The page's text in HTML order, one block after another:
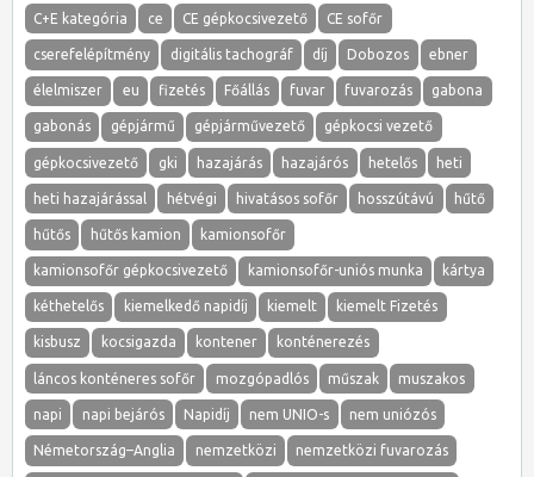
C+E kategória ce CE gépkocsivezető CE sofőr
cserefelépítmény digitális tachográf díj Dobozos ebner
élelmiszer eu fizetés Főállás fuvar fuvarozás gabona
gabonás gépjármű gépjárművezető gépkocsi vezető
gépkocsivezető gki hazajárás hazajárós hetelős heti
heti hazajárással hétvégi hivatásos sofőr hosszútávú hűtő
hűtős hűtős kamion kamionsofőr
kamionsofőr gépkocsivezető kamionsofőr-uniós munka kártya
kéthetelős kiemelkedő napidíj kiemelt kiemelt Fizetés
kisbusz kocsigazda kontener konténerezés
láncos konténeres sofőr mozgópadlós műszak muszakos
napi napi bejárós Napidíj nem UNIO-s nem uniózós
Németország–Anglia nemzetközi nemzetközi fuvarozás